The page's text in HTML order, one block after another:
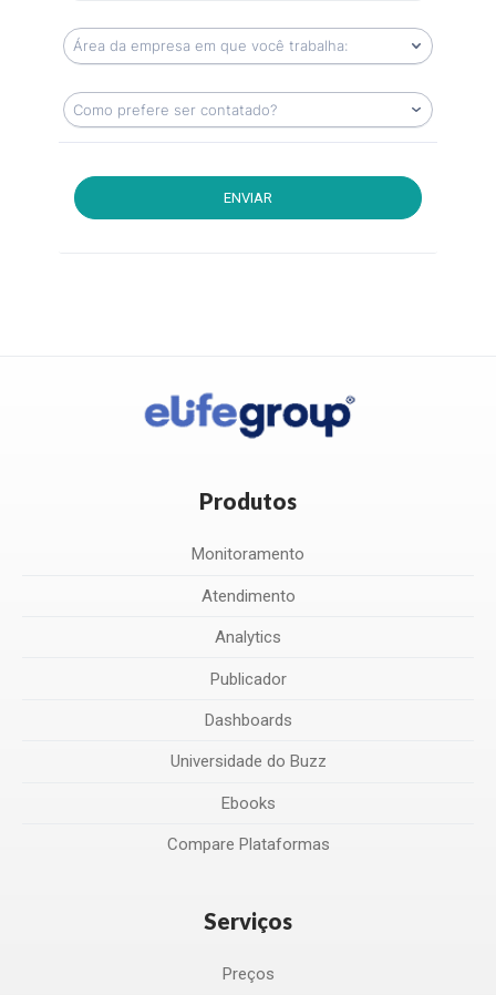
ENVIAR
Produtos
Monitoramento
Atendimento
Analytics
Publicador
Dashboards
Universidade do Buzz
Ebooks
Compare Plataformas
Serviços
Preços